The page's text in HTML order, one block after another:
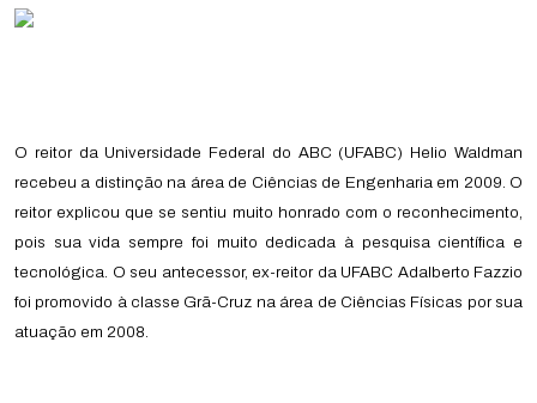
O reitor da Universidade Federal do ABC (UFABC) Helio Waldman
recebeu a distinção na área de Ciências de Engenharia em 2009. O
reitor explicou que se sentiu muito honrado com o reconhecimento,
pois sua vida sempre foi muito dedicada à pesquisa científica e
tecnológica. O seu antecessor, ex-reitor da UFABC Adalberto Fazzio
foi promovido à classe Grã-Cruz na área de Ciências Físicas por sua
atuação em 2008.